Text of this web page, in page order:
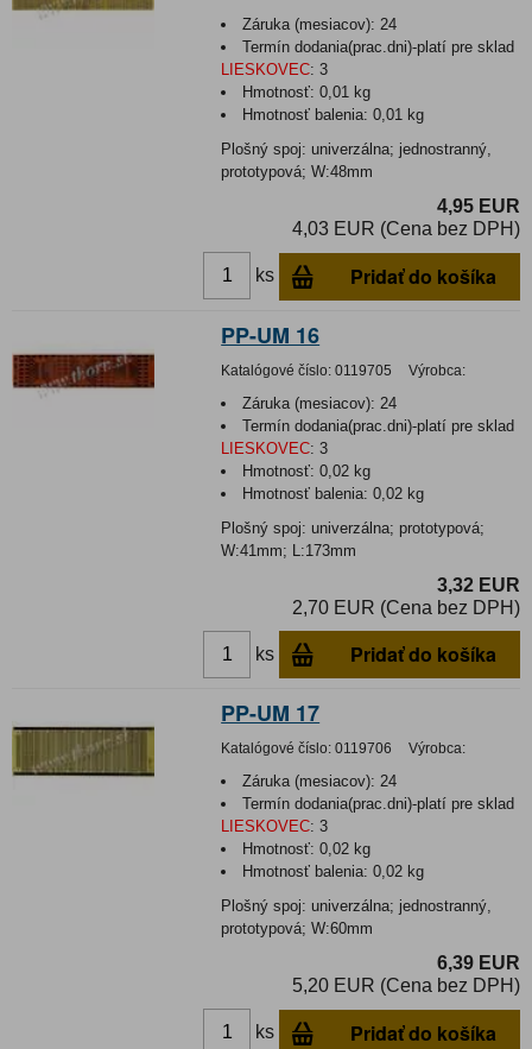
Záruka (mesiacov): 24
Termín dodania(prac.dni)-platí pre sklad
LIESKOVEC: 3
Hmotnosť:0,01 kg
Hmotnosť balenia:0,01 kg
Plošný spoj: univerzálna; jednostranný,
prototypová; W:48mm
4,95 EUR
4,03 EUR (Cena bez DPH)
ks Pridať do košíka
PP-UM 16
Katalógové číslo: 0119705 Výrobca:
Záruka (mesiacov): 24
Termín dodania(prac.dni)-platí pre sklad
LIESKOVEC: 3
Hmotnosť:0,02 kg
Hmotnosť balenia:0,02 kg
Plošný spoj: univerzálna; prototypová;
W:41mm; L:173mm
3,32 EUR
2,70 EUR (Cena bez DPH)
ks Pridať do košíka
PP-UM 17
Katalógové číslo: 0119706 Výrobca:
Záruka (mesiacov): 24
Termín dodania(prac.dni)-platí pre sklad
LIESKOVEC: 3
Hmotnosť:0,02 kg
Hmotnosť balenia:0,02 kg
Plošný spoj: univerzálna; jednostranný,
prototypová; W:60mm
6,39 EUR
5,20 EUR (Cena bez DPH)
ks Pridať do košíka